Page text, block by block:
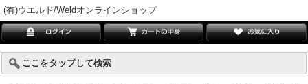
(有)ウエルド/Weldオンラインショップ
ここをタップして検索